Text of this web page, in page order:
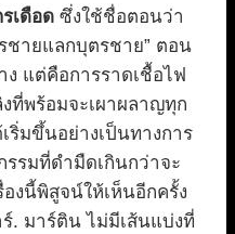
เดือด ซึ่งใช้ชื่อตอนว่า
รชายแลกบุตรชาย” ตอน
ง แต่คือการราดเชื้อไฟ
ที่พร้อมจะเผาผลาญทุก
ริ่มขึ้นอย่างเป็นทางการ
รมที่ดำมืดเกินกว่าจะ
งนี้พิสูจน์ให้เห็นอีกครั้ง
. มาร์ติน ไม่มีเส้นแบ่งที่